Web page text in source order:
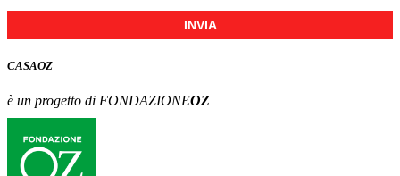
INVIA
CASAOZ
è un progetto di FONDAZIONEOZ